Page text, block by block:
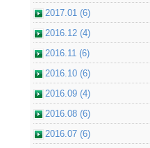
2017.01 (6)
2016.12 (4)
2016.11 (6)
2016.10 (6)
2016.09 (4)
2016.08 (6)
2016.07 (6)